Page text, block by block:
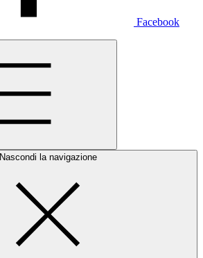
Facebook
Nascondi la navigazione